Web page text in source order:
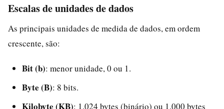
Escalas de unidades de dados
As principais unidades de medida de dados, em ordem
crescente, são:
Bit (b): menor unidade, 0 ou 1.
Byte (B): 8 bits.
Kilobyte (KB): 1.024 bytes (binário) ou 1.000 bytes